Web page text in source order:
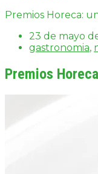
Premios Horeca:
23 de mayo
gastronomia,
Premios